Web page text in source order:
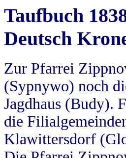
Taufbuch
Deutsch
Zur Pfarrei
(Sypnywo) noch
Jagdhaus (Budy).
die
Klawittersdorf